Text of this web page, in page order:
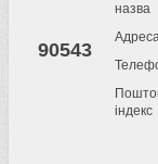
90543
назва
індекс